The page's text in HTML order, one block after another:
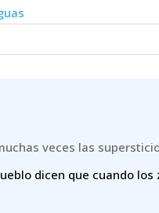
veces las
dicen que cuando